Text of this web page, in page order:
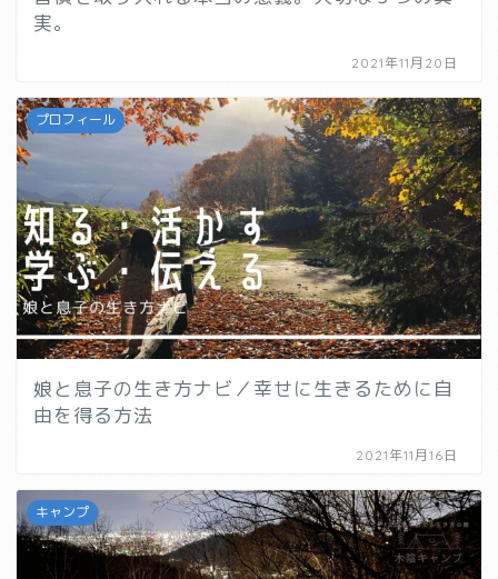
実。
2021年11月20日
プロフィール
娘と息子の生き方ナビ／幸せに生きるために自
由を得る方法
2021年11月16日
キャンプ